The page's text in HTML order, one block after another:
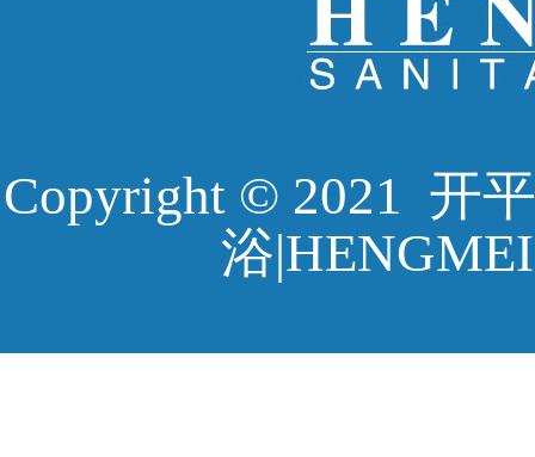
Copyright © 2021 开
浴